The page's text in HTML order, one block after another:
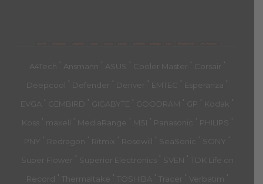
A4Tech ' Ansmann ' ASUS ' Cooler Master ' Corsair '
Deepcool ' Defender ' Denver ' EMTEC ' Esperanza '
EVGA ' GEMBIRD ' GIGABYTE ' GOODRAM ' GP ' Kodak '
Koss ' maxell ' MediaRange ' MSI ' Panasonic ' PHILIPS '
PNY ' Redragon ' Ritmix ' Rosewill ' SeaSonic ' SONY '
Super Flower ' Superior Electronics ' SVEN ' TDK Life on
Record ' Thermaltake ' TOSHIBA ' Tracer ' Verbatim '